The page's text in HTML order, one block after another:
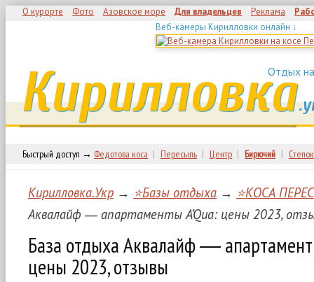
О курорте Фото Азовское море Для владельцев Реклама
Веб-камеры Кирилловки онлайн ↓
Отдых
Кирилловка
Быстрый доступ → Федотова коса | Пересыпь | Центр | Бирючий | Степок
Кирилловка.Укр → ⭐Базы отдыха → ⭐КОСА
Аквалайф ― апартаменты A’Qua: цены 2023,
База отдыха Аквалайф ―
цены 2023, отзывы